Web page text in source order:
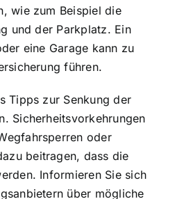
wie zum Beispiel die
und der Parkplatz. Ein
eine Garage kann zu
führen.
Tipps zur Senkung der
Sicherheitsvorkehrungen
oder
beitragen, dass die
Informieren Sie sich
über mögliche